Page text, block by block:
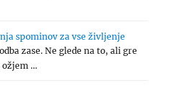
spominov za vse življenje
zase. Ne glede na to, ali gre
ožjem …